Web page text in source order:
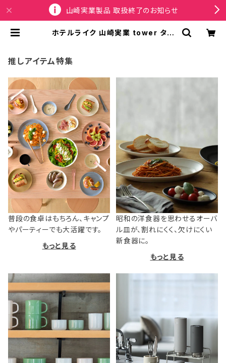
山崎実業製品 取扱終了のお知らせ
ホテルライク 山崎実業 tower タワ
推しアイテム特集
普段の食卓はもちろん、キャンプ
やパーティーでも大活躍です。
もっと見る
昭和の洋食器を思わせるオーバ
ル皿が、割れにくく、欠けにくい
新食器に。
もっと見る